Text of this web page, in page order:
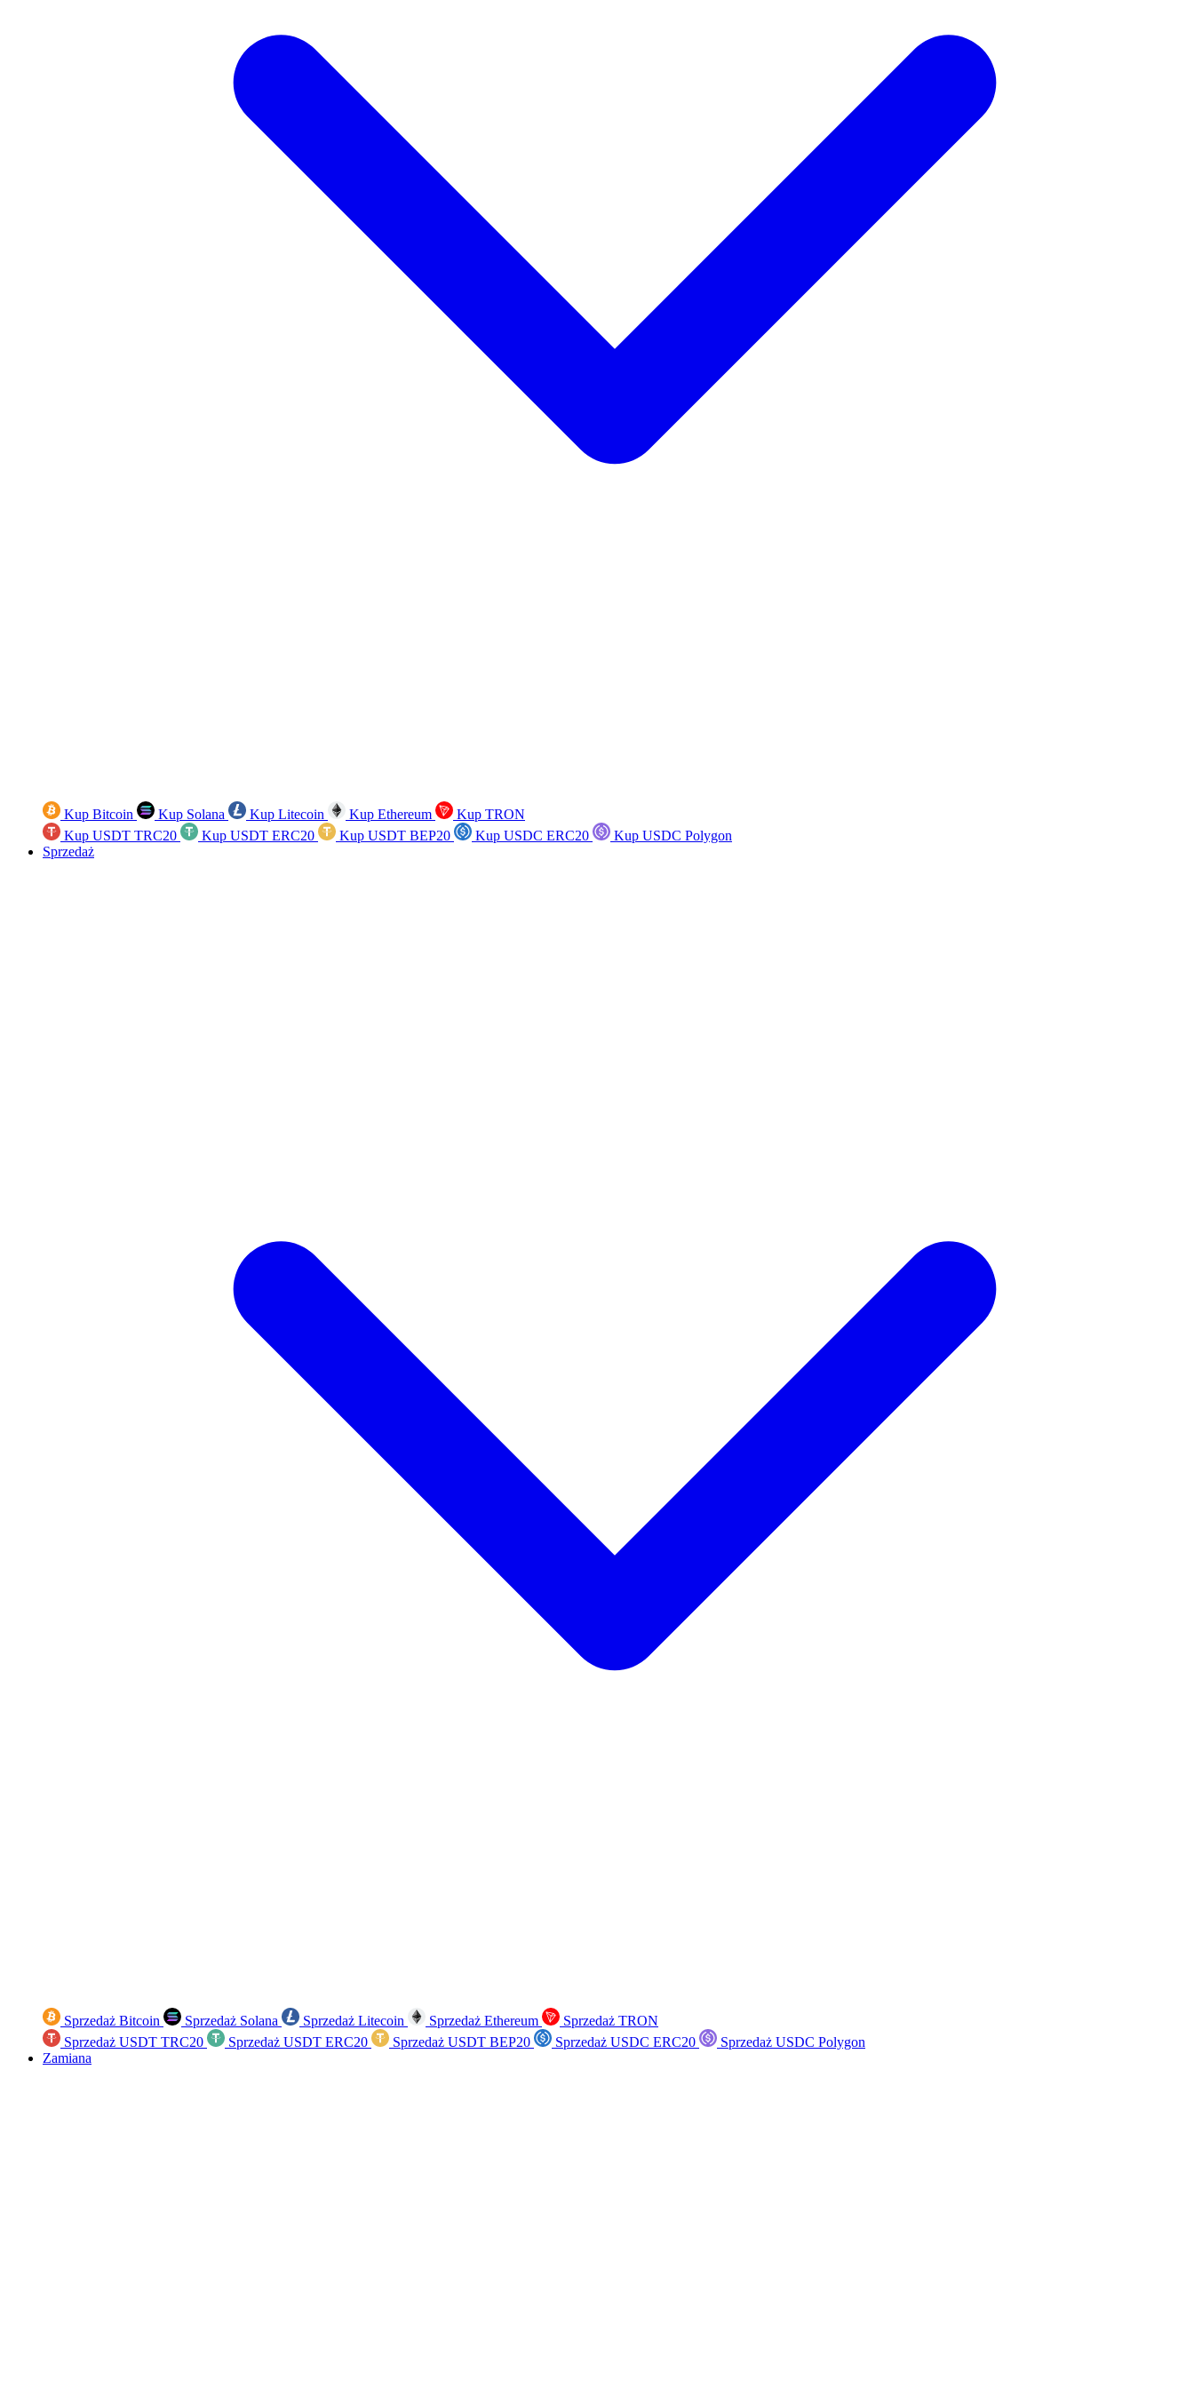
Kup Bitcoin Kup Solana Kup Litecoin Kup Ethereum
Kup TRON
Kup USDT TRC20
Kup USDT ERC20 Kup USDT BEP20 Kup USDC ERC20
Kup USDC Polygon
Sprzedaż
Sprzedaż Bitcoin Sprzedaż Solana Sprzedaż Litecoin Sprzedaż Ethereum
Sprzedaż TRON
Sprzedaż USDT TRC20
Sprzedaż USDT ERC20 Sprzedaż USDT BEP20 Sprzedaż USDC ERC20
Sprzedaż USDC Polygon
Zamiana